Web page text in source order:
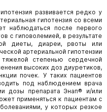
развивается редко у
гипотензия со всеми
наблюдаться после первого
с гиповолемией, в результате
диеты, диареи, рвоты или
артериальной гипотензии
степенью сердечной
высоких доз диуретиков,
почек. У таких пациентов
под наблюдением врача
дозы препарата Энап® и/или
применяться к пациентам с
у которых резкое